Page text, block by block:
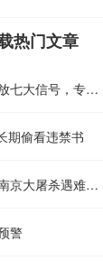
热门文章
中央经济工作会议释放七大信号，专家火线解读
期偷看违禁书
今天，一起传递，向南京大屠杀遇难同胞致哀！
警